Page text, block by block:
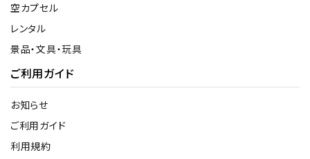
空カプセル
レンタル
景品・文具・玩具
ご利用ガイド
お知らせ
ご利用ガイド
利用規約